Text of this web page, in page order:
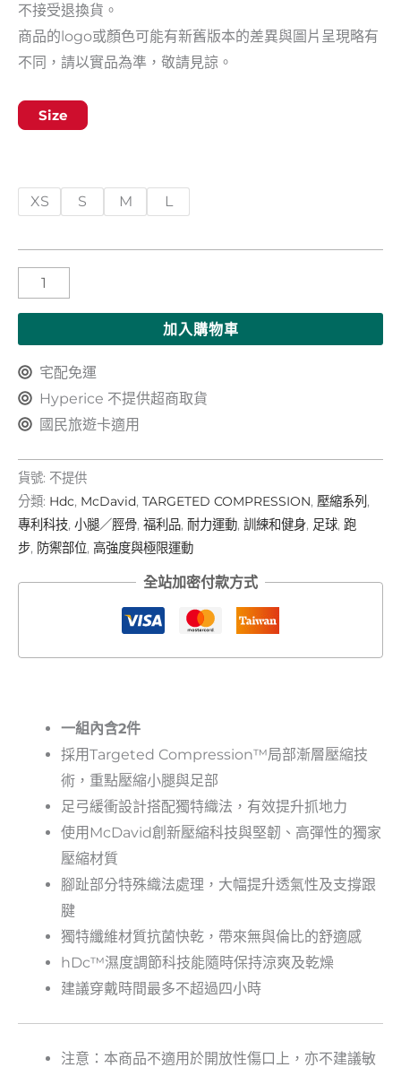
不接受退換貨。
商品的logo或顏色可能有新舊版本的差異與圖片呈現略有
不同，請以實品為準，敬請見諒。
Size
要購買一雙，取左右兩隻小腿圍的平均值。
尺寸 公分 (cm)
S
38.1 – 40.6
15 – 16
L
40.6 – 43.2
XS S M L
加入購物車
宅配免運
Hyperice 不提供超商取貨
國民旅遊卡適用
貨號: 不提供
分類: Hdc, McDavid, TARGETED COMPRESSION, 壓縮系列 ,
專利科技, 小腿／脛骨, 福利品, 耐力運動, 訓練和健身, 足球, 跑
步, 防禦部位, 高強度與極限運動
全站加密付款方式
一組內含2件
採用Targeted Compression™局部漸層壓縮技
術，重點壓縮小腿與足部
足弓緩衝設計搭配獨特織法，有效提升抓地力
使用McDavid創新壓縮科技與堅韌、高彈性的獨家
壓縮材質
腳趾部分特殊織法處理，大幅提升透氣性及支撐跟
腱
獨特纖維材質抗菌快乾，帶來無與倫比的舒適感
hDc™濕度調節科技能隨時保持涼爽及乾燥
建議穿戴時間最多不超過四小時
注意：本商品不適用於開放性傷口上，亦不建議敏